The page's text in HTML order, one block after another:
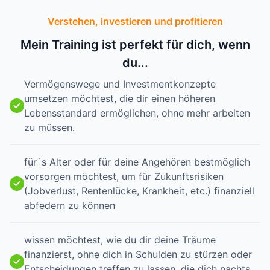
Verstehen, investieren und profitieren
Mein Training ist perfekt für dich, wenn
du...
Vermögenswege und Investmentkonzepte
umsetzen möchtest, die dir einen höheren
Lebensstandard ermöglichen, ohne mehr arbeiten
zu müssen.
für`s Alter oder für deine Angehören bestmöglich
vorsorgen möchtest, um für Zukunftsrisiken
(Jobverlust, Rentenlücke, Krankheit, etc.) finanziell
abfedern zu können
wissen möchtest, wie du dir deine Träume
finanzierst, ohne dich in Schulden zu stürzen oder